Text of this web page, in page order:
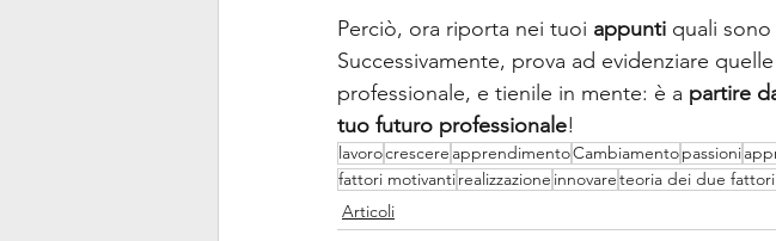
Perciò, ora riporta nei tuoi appunti quali
Successivamente, prova ad evidenziare
professionale, e tienile in mente: è a partire
tuo futuro professionale!
lavorocrescere apprendimentoCambiamentopassioni
fattori motivantirealizzazione innovareteoria dei due
Articoli